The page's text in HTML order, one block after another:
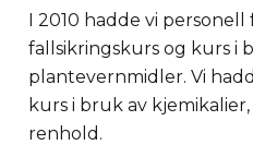
I 2010 hadde vi personell
fallsikringskurs og kurs i
plantevernmidler. Vi
kurs i bruk av
renhold.